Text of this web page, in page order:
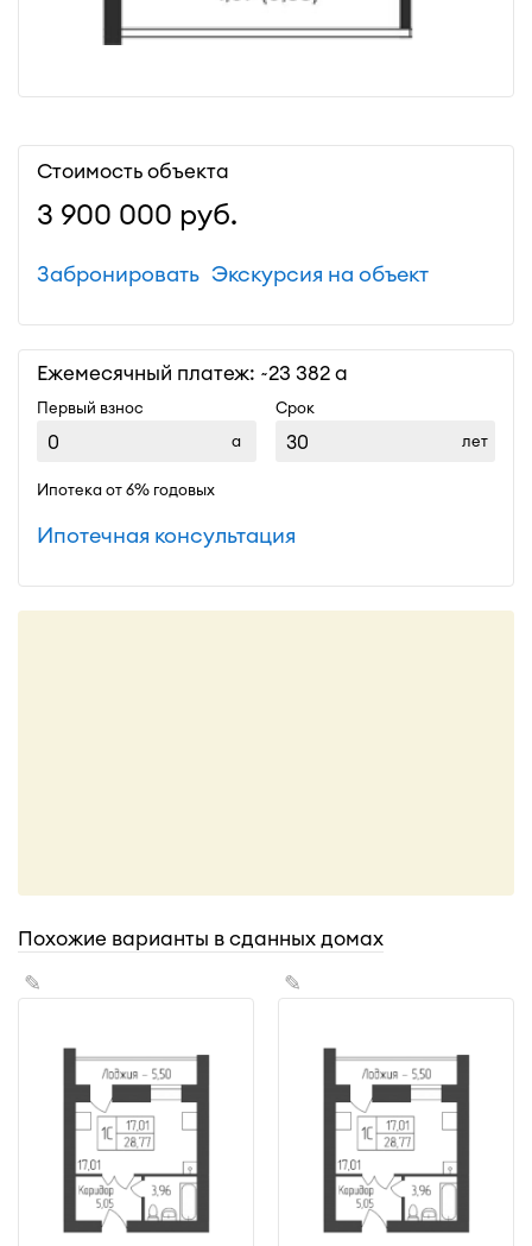
Стоимость объекта
3 900 000 руб.
Экскурсия на объект
Забронировать
Ежемесячный платеж: ~23 382
Первый взнос
Срок
лет
Ипотека от 6% годовых
Ипотечная консультация
Похожие варианты в сданных домах
✎ ✎